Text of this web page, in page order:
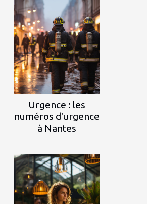
Urgence : les
numéros d'urgence
à Nantes